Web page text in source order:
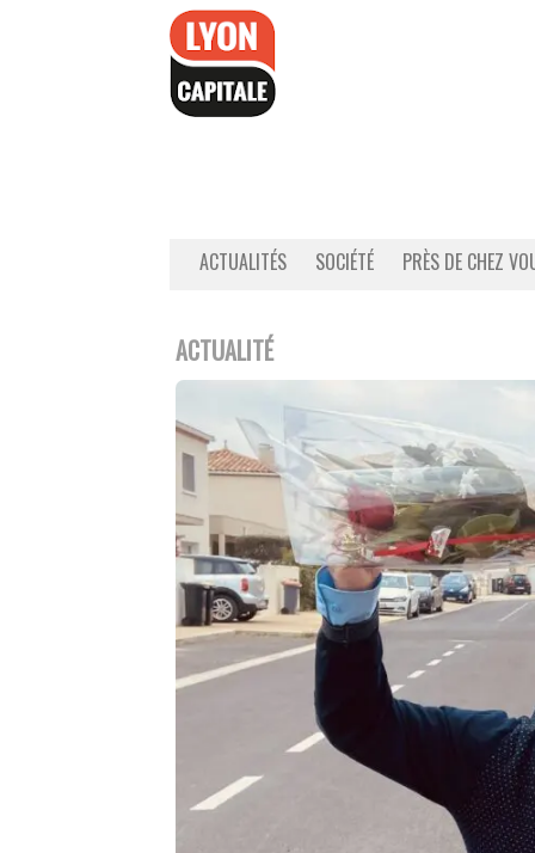
ACTUALITÉS SOCIÉTÉ PRÈS DE CHEZ
ACTUALITÉ